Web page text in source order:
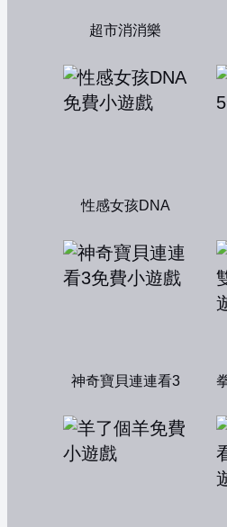
超市消消樂
性感女孩DNA
神奇寶貝連連看3